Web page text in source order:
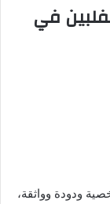
في
ودودة وواثقة،